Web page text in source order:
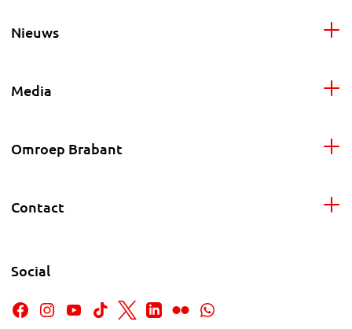
Nieuws
Media
Omroep Brabant
Contact
Social